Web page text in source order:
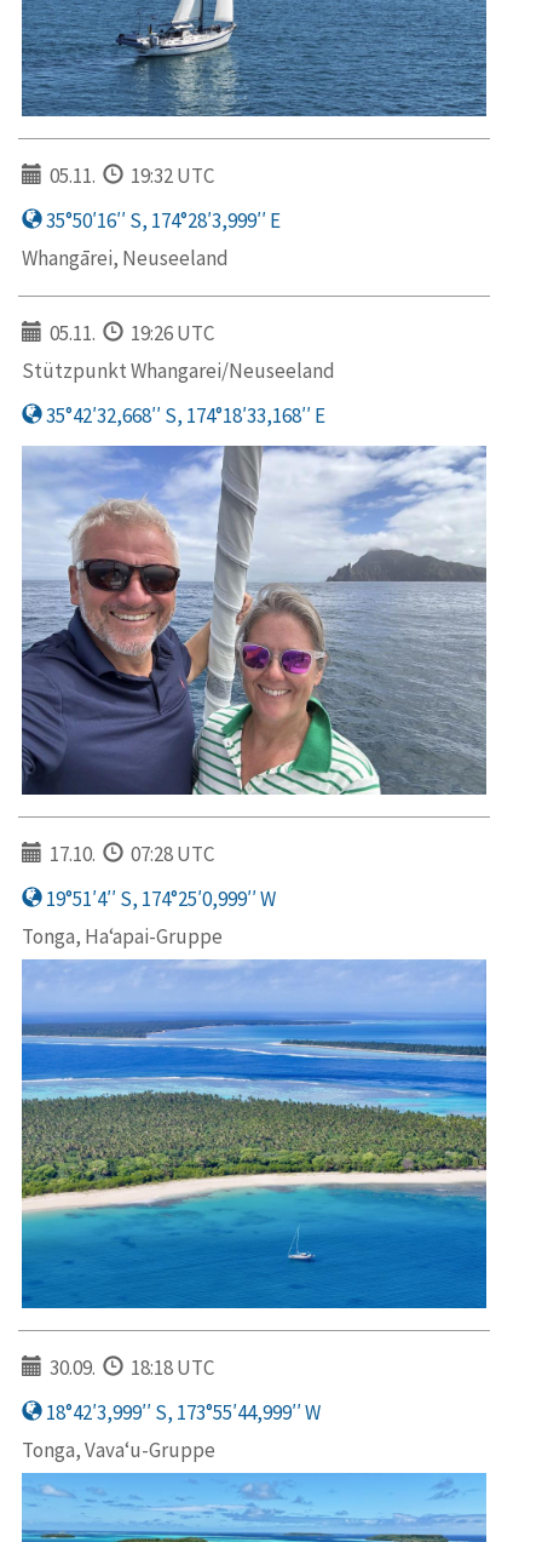
05.11.
19:32 UTC
35°50′16′′ S, 174°28′3,999′′ E
Whangārei, Neuseeland
05.11.
19:26 UTC
Stützpunkt Whangarei/Neuseeland
35°42′32,668′′ S, 174°18′33,168′′ E
17.10.
07:28 UTC
19°51′4′′ S, 174°25′0,999′′ W
Tonga, Ha‘apai-Gruppe
30.09.
18:18 UTC
18°42′3,999′′ S, 173°55′44,999′′ W
Tonga, Vava‘u-Gruppe